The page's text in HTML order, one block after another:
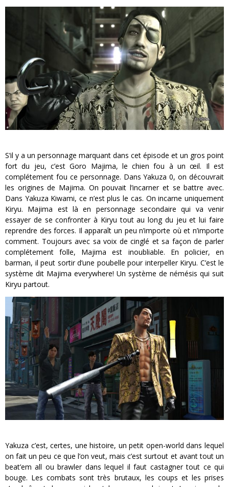
S’il y a un personnage marquant dans cet épisode et un gros point
fort du jeu, c’est Goro Majima, le chien fou à un œil. Il est
complétement fou ce personnage. Dans Yakuza 0, on découvrait
les origines de Majima. On pouvait l’incarner et se battre avec.
Dans Yakuza Kiwami, ce n’est plus le cas. On incarne uniquement
Kiryu. Majima est là en personnage secondaire qui va venir
essayer de se confronter à Kiryu tout au long du jeu et lui faire
reprendre des forces. Il apparaît un peu n’importe où et n’importe
comment. Toujours avec sa voix de cinglé et sa façon de parler
complétement folle, Majima est inoubliable. En policier, en
barman, il peut sortir d’une poubelle pour interpeller Kiryu. C’est le
système dit Majima everywhere! Un système de némésis qui suit
Kiryu partout.
Yakuza c’est, certes, une histoire, un petit open-world dans lequel
on fait un peu ce que l’on veut, mais c’est surtout et avant tout un
beat’em all ou brawler dans lequel il faut castagner tout ce qui
bouge. Les combats sont très brutaux, les coups et les prises